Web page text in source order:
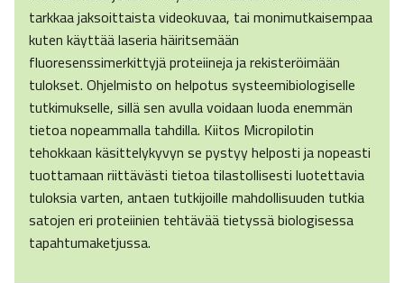
tarkkaa jaksoittaista videokuvaa, tai monimutkaisempaa
kuten käyttää laseria häiritsemään
fluoresenssimerkittyjä proteiineja ja rekisteröimään
tulokset. Ohjelmisto on helpotus systeemibiologiselle
tutkimukselle, sillä sen avulla voidaan luoda enemmän
tietoa nopeammalla tahdilla. Kiitos Micropilotin
tehokkaan käsittelykyvyn se pystyy helposti ja nopeasti
tuottamaan riittävästi tietoa tilastollisesti luotettavia
tuloksia varten, antaen tutkijoille mahdollisuuden tutkia
satojen eri proteiinien tehtävää tietyssä biologisessa
tapahtumaketjussa.